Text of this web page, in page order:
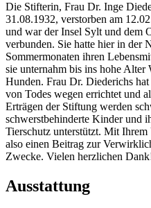
Die Stifterin, Frau Dr. Inge
31.08.1932, verstorben am
und war der Insel Sylt und dem
verbunden. Sie hatte hier in der
Sommermonaten ihren
sie unternahm bis ins hohe Alter
Hunden. Frau Dr. Diederichs
von Todes wegen errichtet und
Erträgen der Stiftung werden
schwerstbehinderte Kinder und
Tierschutz unterstützt. Mit
also einen Beitrag zur
Zwecke. Vielen herzlichen
Ausstattung